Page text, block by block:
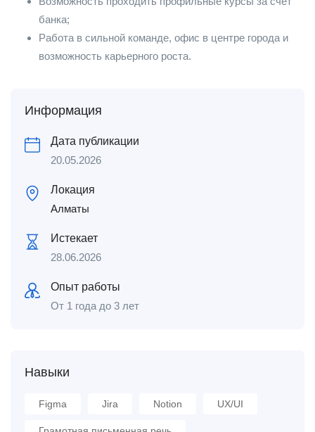
банка;
Работа в сильной команде, офис в центре города и
возможность карьерного роста.
Информация
Дата публикации
20.05.2026
Локация
Алматы
Истекает
28.06.2026
Опыт работы
От 1 года до 3 лет
Навыки
Figma Jira Notion UX/UI